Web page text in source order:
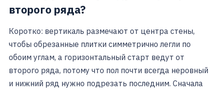
второго ряда?
Коротко: вертикаль размечают от центра стены,
чтобы обрезанные плитки симметрично легли по
обоим углам, а горизонтальный старт ведут от
второго ряда, потому что пол почти всегда неровный
и нижний ряд нужно подрезать последним. Сначала